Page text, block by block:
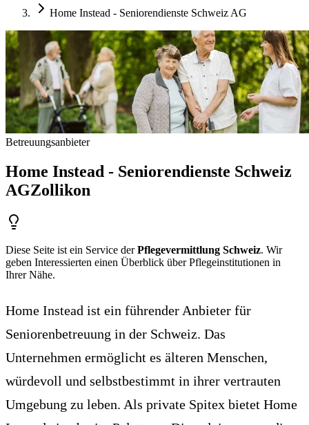
Home Instead - Seniorendienste Schweiz AG
Betreuungsanbieter
Home Instead - Seniorendienste Schweiz
AGZollikon
Diese Seite ist ein Service derPflegevermittlung Schweiz. Wir
geben Interessierten einen Überblick über Pflegeinstitutionen in
Ihrer Nähe.
Home Instead ist ein führender Anbieter für
Seniorenbetreuung in der Schweiz. Das
Unternehmen ermöglicht es älteren Menschen,
würdevoll und selbstbestimmt in ihrer vertrauten
Umgebung zu leben. Als private Spitex bietet Home